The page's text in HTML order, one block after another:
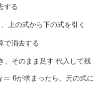
する
上の式から下の式を引く
で消去する
、そのまま足す 代入して残
が求まったら、元の式に